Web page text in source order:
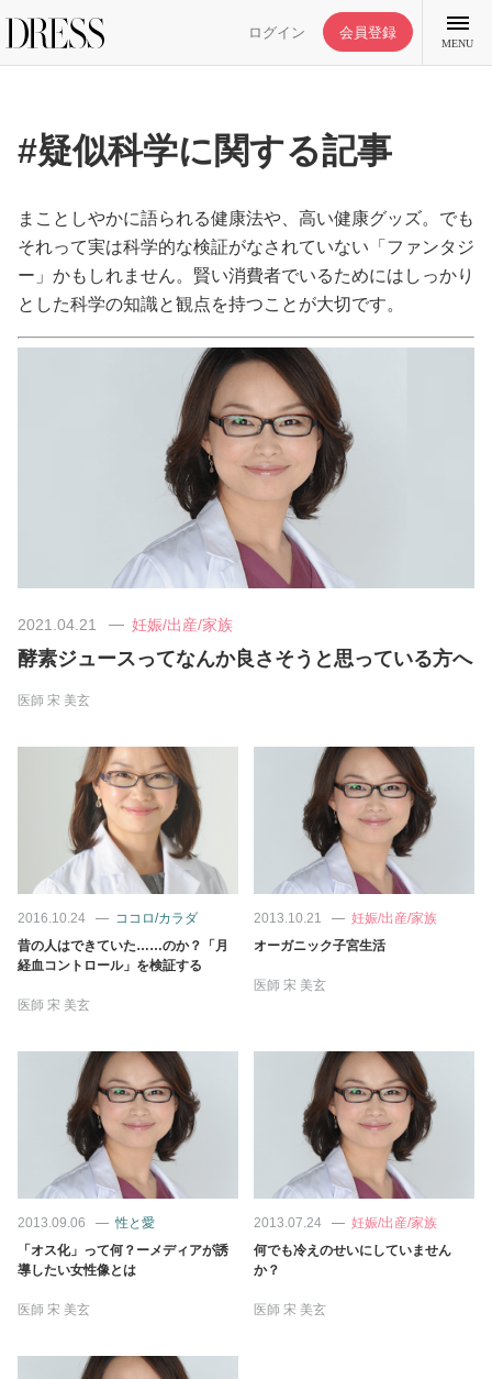
ログイン 会員登録
MENU
特集記事
DRESS部活
ライフスタイル
ファッション
恋愛/結婚/離婚
美容/健康
妊娠/出産/家族
グルメ
トラベル
カルチャー/エンタメ
性と愛
ゲーム
#疑似科学に関する記事
まことしやかに語られる健康法や、高い健康グッズ。でも
それって実は科学的な検証がなされていない「ファンタジ
ー」かもしれません。賢い消費者でいるためにはしっかり
とした科学の知識と観点を持つことが大切です。
2021.04.21 妊娠/出産/家族
酵素ジュースってなんか良さそうと思っている方へ
医師 宋 美玄
2016.10.24
ココロ/カラダ
昔の人はできていた……のか？「月
経血コントロール」を検証する
医師 宋 美玄
2013.10.21
妊娠/出産/家族
オーガニック子宮生活
医師 宋 美玄
2013.09.06
性と愛
「オス化」って何？ーメディアが誘
導したい女性像とは
医師 宋 美玄
2013.07.24
妊娠/出産/家族
何でも冷えのせいにしていません
か？
医師 宋 美玄